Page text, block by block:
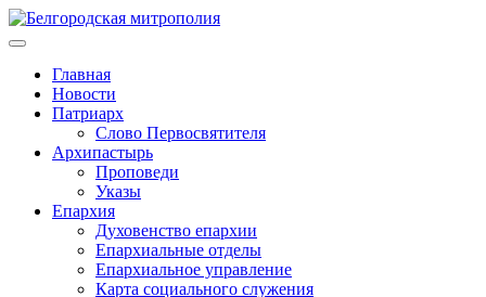
Главная
Новости
Патриарх
Слово Первосвятителя
Архипастырь
Проповеди
Указы
Епархия
Духовенство епархии
Епархиальные отделы
Епархиальное управление
Карта социального служения